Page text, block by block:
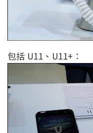
包括 U11、U11+：